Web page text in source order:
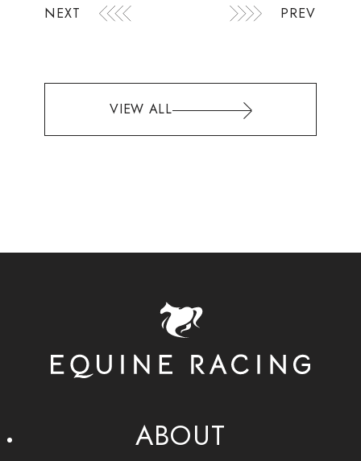
NEXT PREV
VIEW ALL
ABOUT